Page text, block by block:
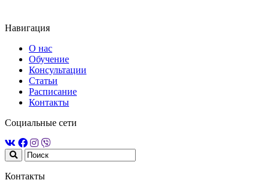
Навигация
О нас
Обучение
Консультации
Статьи
Расписание
Контакты
Социальные сети
Контакты